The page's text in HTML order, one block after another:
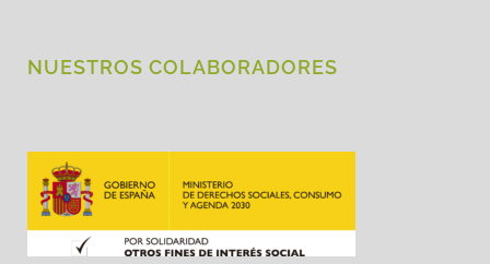
NUESTROS COLABORADORES